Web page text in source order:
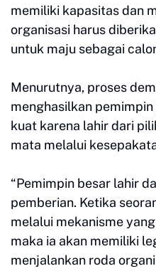
memiliki kapasitas dan
organisasi harus
untuk maju sebagai
Menurutnya, proses
menghasilkan
kuat karena lahir dari
mata melalui
“Pemimpin besar lahir
pemberian. Ketika
melalui mekanisme
maka ia akan memiliki
menjalankan roda